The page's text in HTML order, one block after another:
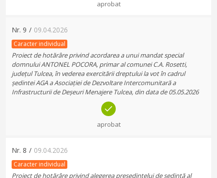
aprobat
Nr. 9 / 09.04.2026
Caracter individual
Proiect de hotărâre privind acordarea a unui mandat special
domnului ANTONEL POCORA, primar al comunei C.A. Rosetti,
județul Tulcea, în vederea exercitării dreptului la vot în cadrul
ședintei AGA a Asociației de Dezvoltare Intercomunitară a
Infrastructurii de Deșeuri Menajere Tulcea, din data de 05.05.2026
aprobat
Nr. 8 / 09.04.2026
Caracter individual
Proiect de hotărâre privind alegerea președintelui de ședință al